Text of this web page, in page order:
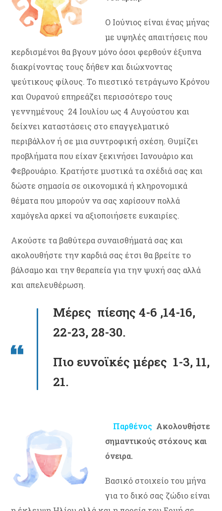
Ο Ιούνιος είναι ένας μήνας
με υψηλές απαιτήσεις που
κερδισμένοι θα βγουν μόνο όσοι φερθούν έξυπνα
διακρίνοντας τους δήθεν και διώχνοντας
ψεύτικους φίλους. Το πιεστικό τετράγωνο Κρόνου
και Ουρανού επηρεάζει περισσότερο τους
γεννημένους 24 Ιουλίου ως 4 Αυγούστου και
δείχνει καταστάσεις στο επαγγελματικό
περιβάλλον ή σε μια συντροφική σχέση. Θυμίζει
προβλήματα που είχαν ξεκινήσει Ιανουάριο και
Φεβρουάριο. Κρατήστε μυστικά τα σχέδιά σας και
δώστε σημασία σε οικονομικά ή κληρονομικά
θέματα που μπορούν να σας χαρίσουν πολλά
χαμόγελα αρκεί να αξιοποιήσετε ευκαιρίες.
Ακούστε τα βαθύτερα συναισθήματά σας και
ακολουθήστε την καρδιά σας έτσι θα βρείτε το
βάλσαμο και την θεραπεία για την ψυχή σας αλλά
και απελευθέρωση.
Μέρες πίεσης 4-6 ,14-16,
22-23, 28-30.
Πιο ευνοϊκές μέρες 1-3, 11,
21.
Παρθένος Ακολουθήστε
σημαντικούς στόχους και
όνειρα.
Βασικό στοιχείο του μήνα
για το δικό σας ζώδιο είναι